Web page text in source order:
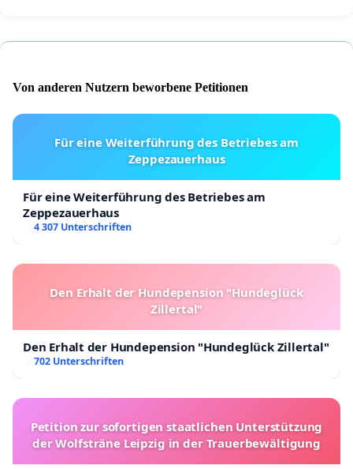
Von anderen Nutzern beworbene Petitionen
Für eine Weiterführung des Betriebes am
Zeppezauerhaus
Für eine Weiterführung des Betriebes am
Zeppezauerhaus
4 307 Unterschriften
Den Erhalt der Hundepension "Hundeglück
Zillertal"
Den Erhalt der Hundepension "Hundeglück Zillertal"
702 Unterschriften
Petition zur sofortigen staatlichen Unterstützung
der Wolfsträne Leipzig in der Trauerbewältigung